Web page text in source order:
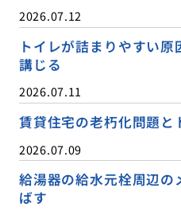
2026.07.12
トイレが詰まりやすい
講じる
2026.07.11
賃貸住宅の老朽化問題と
2026.07.09
給湯器の給水元栓周辺
ばす